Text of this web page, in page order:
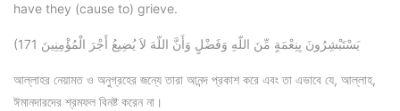
have they (cause to) grieve.
(171 يَسْتَبْشِرُونَ بِنِعْمَةٍ مِّنَ اللّهِ وَفَضْلٍ وَأَنَّ اللّهَ لاَ يُضِيعُ أَجْرَ الْمُؤْمِنِينَ
আল্লাহর নেয়ামত ও অনুগ্রহের জন্যে তারা আনন্দ প্রকাশ করে এবং তা এভাবে যে, আল্লাহ,
ঈমানদারদের শ্রমফল বিনষ্ট করেন না।